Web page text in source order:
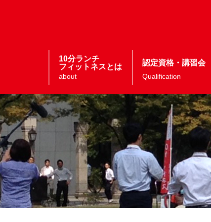
10分ランチ
フィットネスとは
about
認定資格・講習会
Qualification